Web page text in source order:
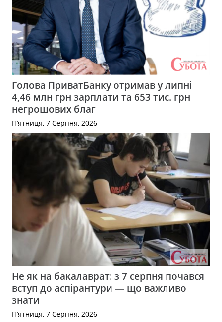
Голова ПриватБанку отримав у липні
4,46 млн грн зарплати та 653 тис. грн
негрошових благ
П’ятниця, 7 Серпня, 2026
Не як на бакалаврат: з 7 серпня почався
вступ до аспірантури — що важливо
знати
П’ятниця, 7 Серпня, 2026